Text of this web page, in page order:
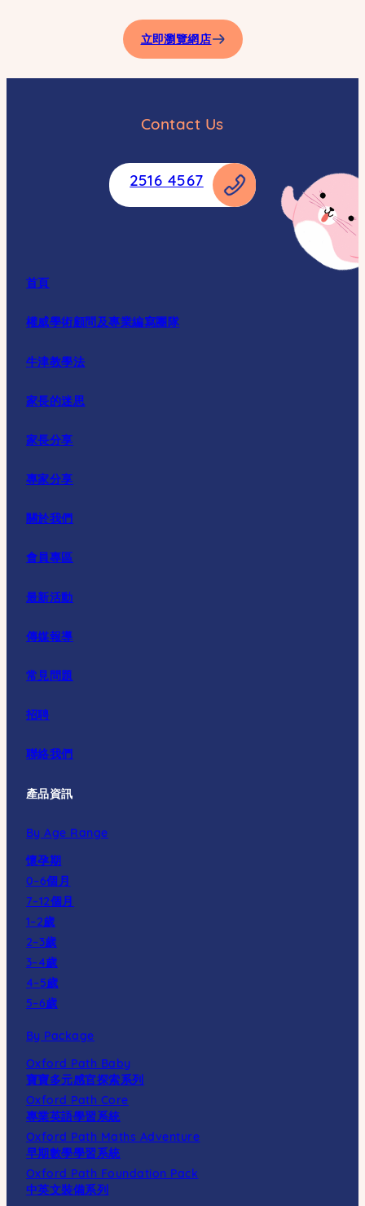
立即瀏覽網店
Contact Us
2516 4567
首頁
權威學術顧問及專業編寫團隊
牛津教學法
家長的迷思
家長分享
專家分享
關於我們
會員專區
最新活動
傳媒報導
常見問題
招聘
聯絡我們
產品資訊
By Age Range
懷孕期
0–6個月
7–12個月
1–2歲
2–3歲
3–4歲
4–5歲
5–6歲
By Package
Oxford Path Baby
寶寶多元感官探索系列
Oxford Path Core
專業英語學習系統
Oxford Path Maths Adventure
早期數學學習系統
Oxford Path Foundation Pack
中英文裝備系列